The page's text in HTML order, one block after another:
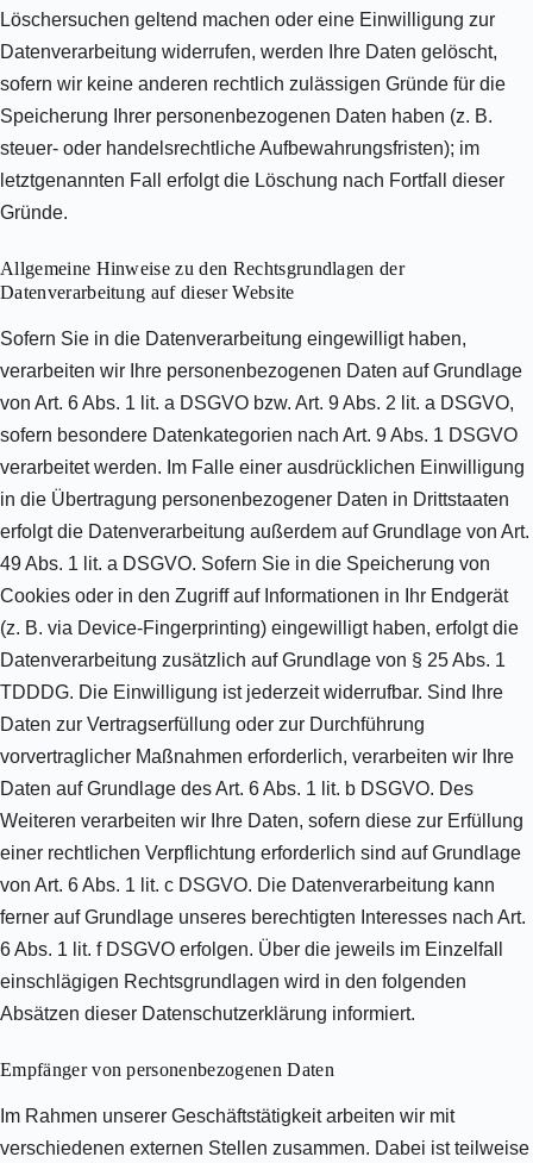
Löschersuchen geltend machen oder eine Einwilligung zur
Datenverarbeitung widerrufen, werden Ihre Daten gelöscht,
sofern wir keine anderen rechtlich zulässigen Gründe für die
Speicherung Ihrer personenbezogenen Daten haben (z. B.
steuer- oder handelsrechtliche Aufbewahrungsfristen); im
letztgenannten Fall erfolgt die Löschung nach Fortfall dieser
Gründe.
Allgemeine Hinweise zu den Rechtsgrundlagen der
Datenverarbeitung auf dieser Website
Sofern Sie in die Datenverarbeitung eingewilligt haben,
verarbeiten wir Ihre personenbezogenen Daten auf Grundlage
von Art. 6 Abs. 1 lit. a DSGVO bzw. Art. 9 Abs. 2 lit. a DSGVO,
sofern besondere Datenkategorien nach Art. 9 Abs. 1 DSGVO
verarbeitet werden. Im Falle einer ausdrücklichen Einwilligung
in die Übertragung personenbezogener Daten in Drittstaaten
erfolgt die Datenverarbeitung außerdem auf Grundlage von Art.
49 Abs. 1 lit. a DSGVO. Sofern Sie in die Speicherung von
Cookies oder in den Zugriff auf Informationen in Ihr Endgerät
(z. B. via Device-Fingerprinting) eingewilligt haben, erfolgt die
Datenverarbeitung zusätzlich auf Grundlage von § 25 Abs. 1
TDDDG. Die Einwilligung ist jederzeit widerrufbar. Sind Ihre
Daten zur Vertragserfüllung oder zur Durchführung
vorvertraglicher Maßnahmen erforderlich, verarbeiten wir Ihre
Daten auf Grundlage des Art. 6 Abs. 1 lit. b DSGVO. Des
Weiteren verarbeiten wir Ihre Daten, sofern diese zur Erfüllung
einer rechtlichen Verpflichtung erforderlich sind auf Grundlage
von Art. 6 Abs. 1 lit. c DSGVO. Die Datenverarbeitung kann
ferner auf Grundlage unseres berechtigten Interesses nach Art.
6 Abs. 1 lit. f DSGVO erfolgen. Über die jeweils im Einzelfall
einschlägigen Rechtsgrundlagen wird in den folgenden
Absätzen dieser Datenschutzerklärung informiert.
Empfänger von personenbezogenen Daten
Im Rahmen unserer Geschäftstätigkeit arbeiten wir mit
verschiedenen externen Stellen zusammen. Dabei ist teilweise